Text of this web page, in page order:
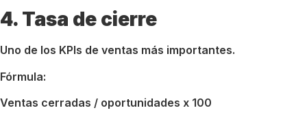
4. Tasa de cierre
Uno de los KPIs de ventas más importantes.
Fórmula:
Ventas cerradas / oportunidades x 100